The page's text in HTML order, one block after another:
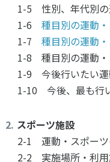
1-5 性別、年代別の
1-6種目別の運動
1-7種目別の運動
1-8 種目別の運動・
1-9 今後行いたい運
1-10 今後、最も行
スポーツ施設
2-1 運動・スポーツ
2-2 実施場所・利用